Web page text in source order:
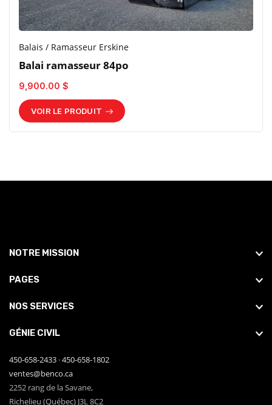
Balais / Ramasseur Erskine
Balai ramasseur 84po
9,900.00 $
VOIR LE PRODUIT
NOTRE MISSION
PAGES
NOS SERVICES
GÉNIE CIVIL
450-658-2433 ·450-658-1802
ventes@benco.ca
2252 rang de la Savane,
Richelieu (Québec) J3L 8C2